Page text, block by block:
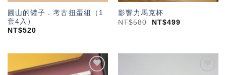
圓山的罐子．考古扭蛋組（1
套4入）
NT$520
影響力馬克杯
NT$580 NT$499